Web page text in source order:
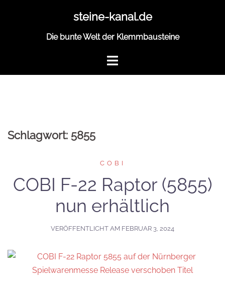
steine-kanal.de
Die bunte Welt der Klemmbausteine
Schlagwort: 5855
COBI
COBI F-22 Raptor (5855)
nun erhältlich
VERÖFFENTLICHT AM FEBRUAR 3, 2024